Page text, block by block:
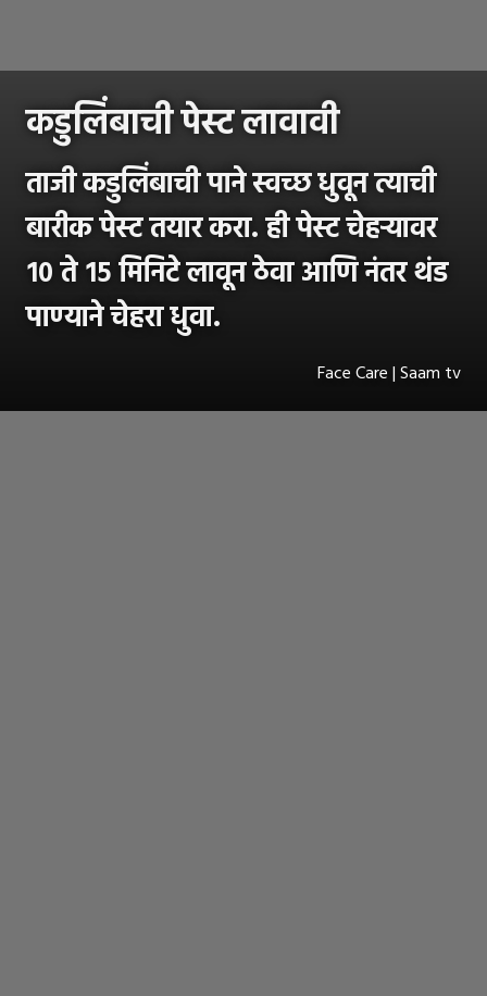
कडुलिंबाची पेस्ट लावावी
ताजी कडुलिंबाची पाने स्वच्छ धुवून त्याची
बारीक पेस्ट तयार करा. ही पेस्ट चेहऱ्यावर
१० ते १५ मिनिटे लावून ठेवा आणि नंतर थंड
पाण्याने चेहरा धुवा.
Face Care | Saam tv